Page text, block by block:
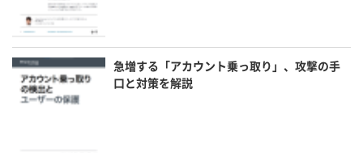
急増する「アカウント乗っ取り」、攻撃の手
口と対策を解説